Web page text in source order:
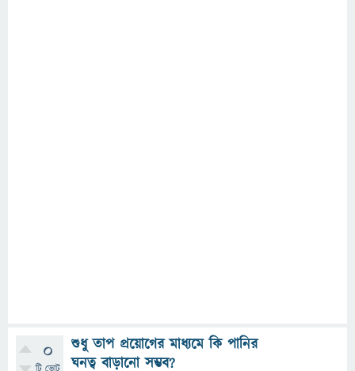
0
শুধু তাপ প্রয়োগের মাধ্যমে কি পানির
ঘনত্ব বাড়ানো সম্ভব?